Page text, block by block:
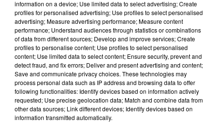
DERNIERS PODCASTS
24 juillet 2026
Les Zinformés - 24/07/26
information on a device; Use limited data to select advertising; Create
profiles for personalised advertising; Use profiles to select personalised
advertising; Measure advertising performance; Measure content
performance; Understand audiences through statistics or combinations
of data from different sources; Develop and improve services; Create
profiles to personalise content; Use profiles to select personalised
content; Use limited data to select content; Ensure security, prevent and
detect fraud, and fix errors; Deliver and present advertising and content;
Save and communicate privacy choices. These technologies may
process personal data such as IP address and browsing data to offer
following functionalities: Identify devices based on information actively
requested; Use precise geolocation data; Match and combine data from
other data sources; Link different devices; Identify devices based on
information transmitted automatically.